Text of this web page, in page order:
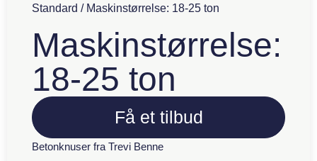
Standard / Maskinstørrelse: 18-25 ton
Maskinstørrelse:
18-25 ton
Få et tilbud
Betonknuser fra Trevi Benne